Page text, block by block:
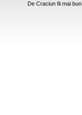
De Craciun fii mai bun